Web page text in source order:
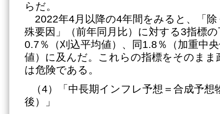
らだ。
2022年4月以降の4年間をみると、「除
殊要因」（前年同月比）に対する3指標
0.7％（刈込平均値）、同1.8％（加重中
値）に及んだ。これらの指標をそのまま
は危険である。
（4）「中長期インフレ予想＝合成予想
後）」